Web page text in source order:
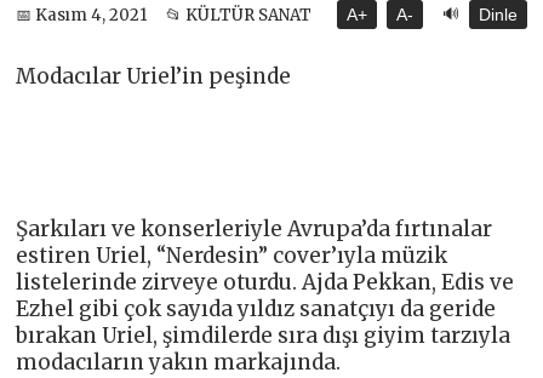
📅 Kasım 4, 2021 📂 KÜLTÜR SANAT A+ A- 🔊 Dinle
Modacılar Uriel’in peşinde
Şarkıları ve konserleriyle Avrupa’da fırtınalar
estiren Uriel, “Nerdesin” cover’ıyla müzik
listelerinde zirveye oturdu. Ajda Pekkan, Edis ve
Ezhel gibi çok sayıda yıldız sanatçıyı da geride
bırakan Uriel, şimdilerde sıra dışı giyim tarzıyla
modacıların yakın markajında.